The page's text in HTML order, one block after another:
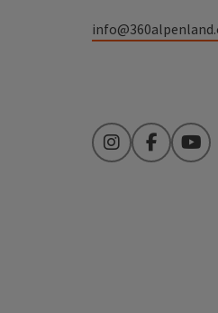
InstagramFacebook